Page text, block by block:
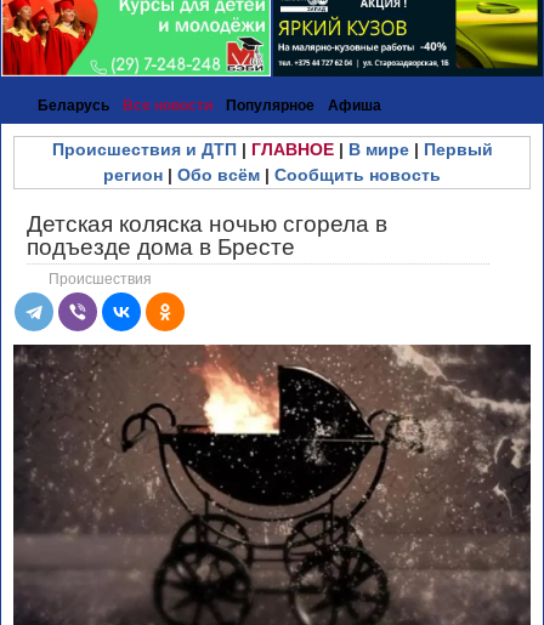
Беларусь Все новости Популярное Афиша
Происшествия и ДТП| ГЛАВНОЕ| В мире| Первый
регион | Обо всём | Сообщить новость
Детская коляска ночью сгорела в
подъезде дома в Бресте
Происшествия